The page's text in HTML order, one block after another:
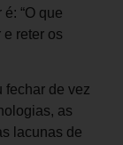
“O que
reter os
fechar de vez
as
lacunas de